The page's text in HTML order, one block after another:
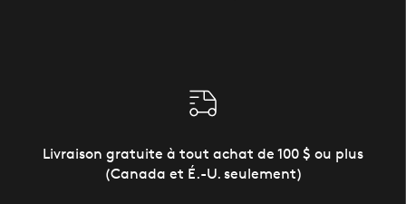
Livraison gratuite à tout achat de 100 $ ou plus
(Canada et É.-U. seulement)